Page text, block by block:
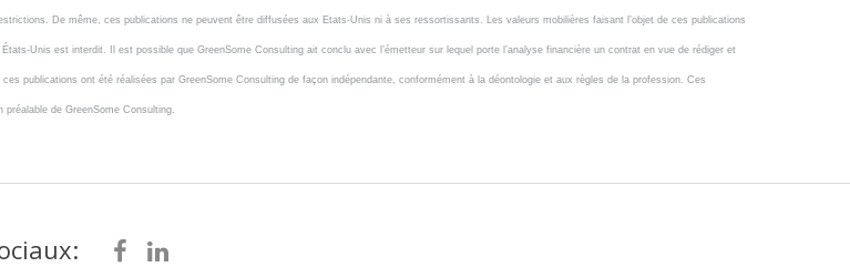
De même, ces publications ne peuvent être diffusées aux Etats-Unis ni à ses ressortissants. Les valeurs mobilières faisant l’objet de ces publications
Unis est interdit. Il est possible que GreenSome Consulting ait conclu avec l’émetteur sur lequel porte l’analyse financière un contrat en vue de rédiger et
publications ont été réalisées par GreenSome Consulting de façon indépendante, conformément à la déontologie et aux règles de la profession. Ces
de GreenSome Consulting.